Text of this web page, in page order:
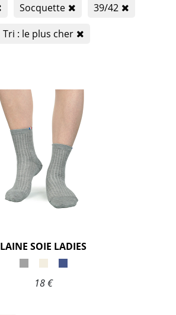
Socquette
39/42
Tri : le plus cher
LAINE SOIE LADIES
18 €